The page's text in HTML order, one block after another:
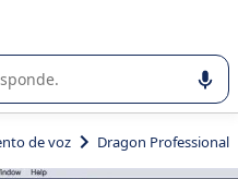
na seleção de software
de voz Dragon Professional